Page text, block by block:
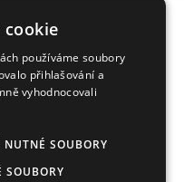
cookie
používáme soubory
přihlašování a
vyhodnocovali
NUTNÉ SOUBORY
SOUBORY